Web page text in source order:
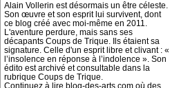
Alain Vollerin est désormais un être céleste.
Son œuvre et son esprit lui survivent, dont
ce blog créé avec moi-même en 2011.
L'aventure perdure, mais sans ses
décapants Coups de Trique. Ils étaient sa
signature. Celle d'un esprit libre et clivant : «
l’insolence en réponse à l’indolence ». Son
édito est archivé et consultable dans la
rubrique Coups de Trique.
Continuez à lire blog-des-arts.com où des